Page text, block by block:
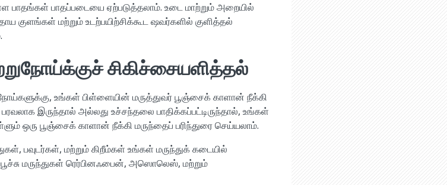
பாதங்கள் பாதப்படையை ஏற்படுத்தலாம். உடை மாற்றும் அறையில்
குளங்கள் மற்றும் உடற்பயிற்சிக்கூட ஷவர்களில் குளித்தல்
சிகிச்சையளித்தல்
உங்கள் பிள்ளையின் மருத்துவர் பூஞ்சைக் காளான் நீக்கி
இருந்தால் அல்லது உச்சந்தலை பாதிக்கப்பட்டிருந்தால், உங்கள்
ஒரு பூஞ்சைக் காளான் நீக்கி மருந்தைப் பரிந்துரை செய்யலாம்.
பவுடர்கள், மற்றும் கிறீம்கள் உங்கள் மருந்துக் கடையில்
மருந்துகள் ரெர்பினஃபைன், அஸொலெஸ், மற்றும்